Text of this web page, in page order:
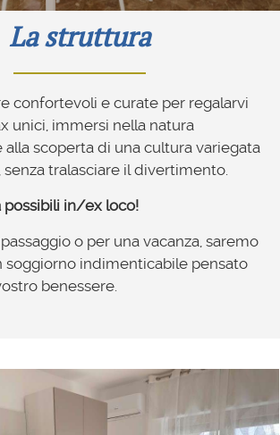
La struttura
confortevoli e curate per regalarvi
unici, immersi nella natura
scoperta di una cultura variegata
tralasciare il divertimento.
possibili in/ex loco!
o per una vacanza, saremo
soggiorno indimenticabile pensato
benessere.